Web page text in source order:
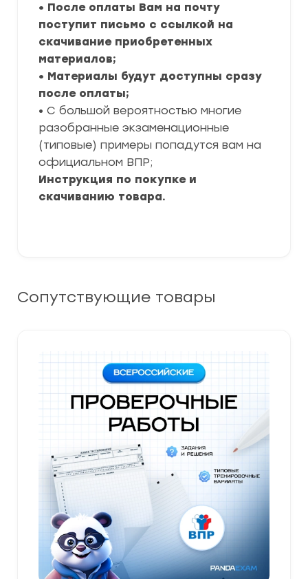
• После оплаты Вам на почту
поступит письмо с ссылкой на
скачивание приобретенных
материалов;
• Материалы будут доступны сразу
после оплаты;
• С большой вероятностью многие
разобранные экзаменационные
(типовые) примеры попадутся вам на
официальном ВПР;
Инструкция по покупке и
скачиванию товара.
Сопутствующие товары